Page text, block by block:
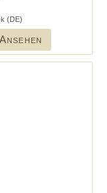
(DE)
Ansehen